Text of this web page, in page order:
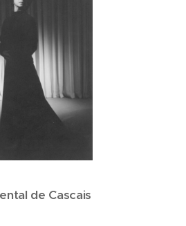
de Cascais